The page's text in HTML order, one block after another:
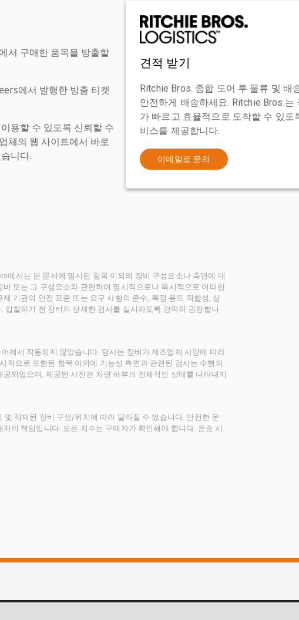
서 구매한 품목을 방출할
에서 발행한 방출 티켓
용할 수 있도록 신뢰할 수
체의 웹 사이트에서 바로
니다.
견적 받기
Ritchie Bros. 종합 도어 투 물류 및 배
안전하게 배송하세요. Ritchie Bros.는
가 빠르고 효율적으로 도착할 수 있도
비스를 제공합니다.
이메일로 문의
에서는 본 문서에 명시된 항목 이외의 장비 구성요소나 측면에 대
또는 그 구성요소와 관련하여 명시적으로나 묵시적으로 어떠한
기관의 안전 표준 또는 요구 사항의 준수, 특정 용도 적합성, 상
찰하기 전 장비의 상세한 검사를 실시하도록 강력히 권장합니
에서 작동되지 않았습니다. 당사는 장비가 제조업체 사양에 따라
적으로 포함된 항목 이외에 기능성 측면과 관련된 검사는 수행되
되었으며, 제공된 사진은 차량 하부의 전체적인 상태를 나타내지
적재된 장비 구성/위치에 따라 달라질 수 있습니다. 안전한 운
의 책임입니다. 모든 치수는 구매자가 확인해야 합니다. 운송 시